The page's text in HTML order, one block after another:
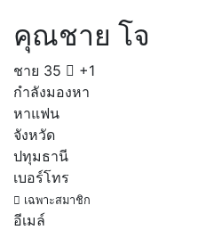
คุณชาย โจ
ชาย 35
+1
กำลังมองหา
หาแฟน
จังหวัด
ปทุมธานี
เบอร์โทร
เฉพาะสมาชิก
อีเมล์